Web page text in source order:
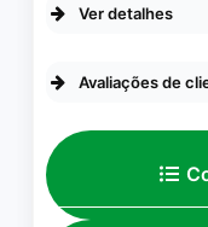
Ver detalhes
Avaliações de